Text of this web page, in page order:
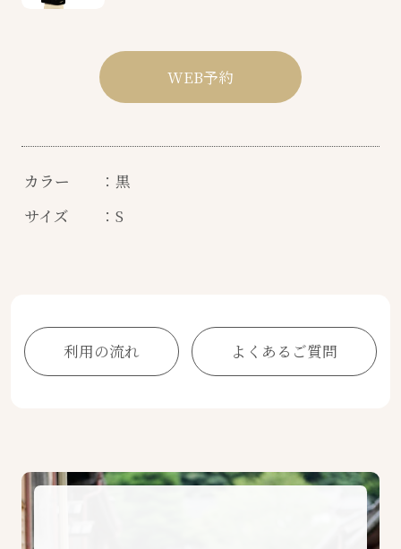
WEB予約
カラー
：黒
サイズ
：S
利用の流れ よくあるご質問